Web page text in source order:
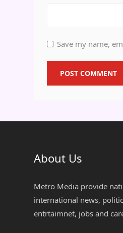
Save my name,
About Us
Metro Media provide
international news,
entrtaimnet, jobs and